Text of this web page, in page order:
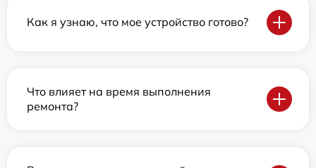
Как я узнаю, что мое устройство готово?
Что влияет на время выполнения
ремонта?